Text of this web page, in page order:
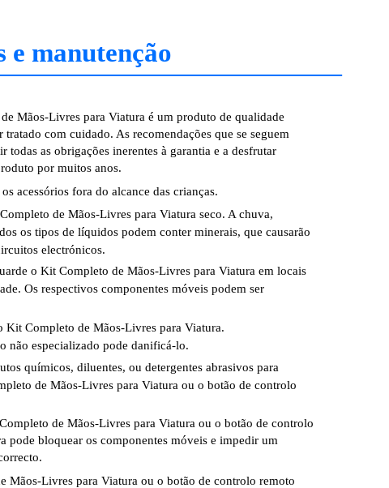
e manutenção
Mãos-Livres para Viatura é um produto de qualidade
tratado com cuidado. As recomendações que se seguem
todas as obrigações inerentes à garantia e a desfrutar
por muitos anos.
acessórios fora do alcance das crianças.
de Mãos-Livres para Viatura seco. A chuva,
os tipos de líquidos podem conter minerais, que causarão
electrónicos.
o Kit Completo de Mãos-Livres para Viatura em locais
Os respectivos componentes móveis podem ser
Kit Completo de Mãos-Livres para Viatura.
não especializado pode danificá-lo.
químicos, diluentes, ou detergentes abrasivos para
de Mãos-Livres para Viatura ou o botão de controlo
de Mãos-Livres para Viatura ou o botão de controlo
pode bloquear os componentes móveis e impedir um
Mãos-Livres para Viatura ou o botão de controlo remoto